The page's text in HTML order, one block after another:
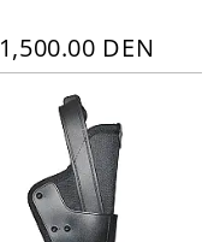
1,500.00 DEN